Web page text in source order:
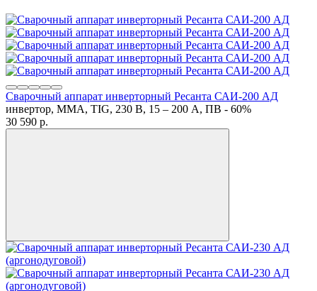
Сварочный аппарат инверторный Ресанта САИ-200 АД
инвертор, MMA, TIG, 230 В, 15 – 200 А, ПВ - 60%
30 590 p.